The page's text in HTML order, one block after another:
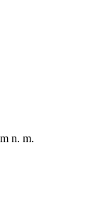
n. m.